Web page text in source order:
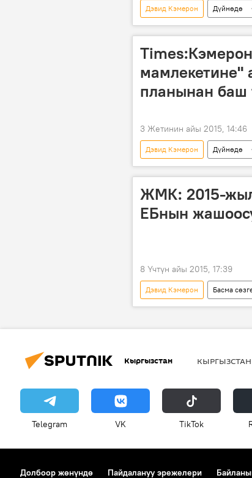
Дэвид Кэмерон Дүйнөдө
Евробиримдик
мамлекетине"
планынан баш
3 Жетинин айы 2015, 14:46
Дэвид Кэмерон Дүйнөдө
АКШ
парламент
ЖМК: 2015-
ЕБнын
8 Үчтүн айы 2015, 17:39
Дэвид Кэмерон Басма
Греция
Улуу Британия
Кыргызстан КЫРГЫЗСТАН
Telegram VK ТikТоk
Долбоор жөнүндө Пайдалануу эрежелери